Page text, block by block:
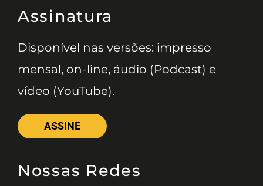
Assinatura
Disponível nas versões: impresso
mensal, on-line, áudio (Podcast) e
vídeo (YouTube).
ASSINE
Nossas Redes